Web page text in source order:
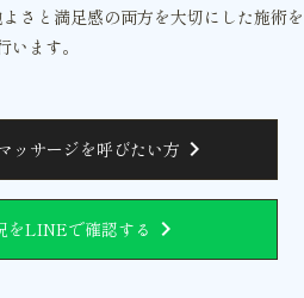
さと満足感の両方を大切にした施術を
います。
ッサージを呼びたい方 chevron_right
をLINEで確認する chevron_right